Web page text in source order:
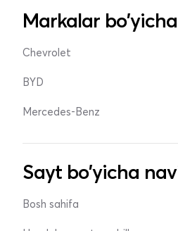
Markalar
Chevrolet
BYD
Mercedes-Benz
Sayt bo'yicha
Bosh sahifa